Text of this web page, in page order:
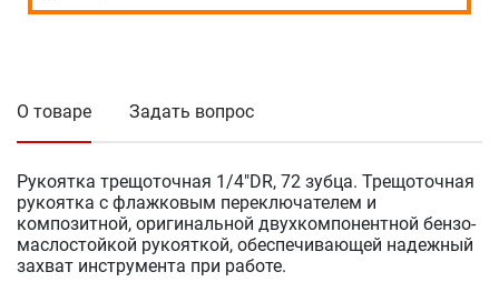
О товаре Задать вопрос
Рукоятка трещоточная 1/4"DR, 72 зубца. Трещоточная
рукоятка с флажковым переключателем и
композитной, оригинальной двухкомпонентной бензо-
маслостойкой рукояткой, обеспечивающей надежный
захват инструмента при работе.